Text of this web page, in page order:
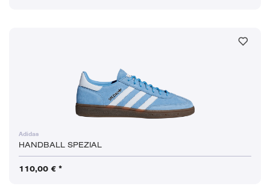
Adidas
HANDBALL SPEZIAL
110,00 € *